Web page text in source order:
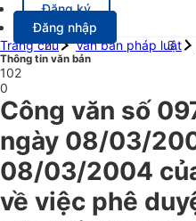
Đăng ký
Đăng nhập
Trang chủ
Văn bản pháp luật
Thông tin văn bản
102
0
Công văn số
ngày 08/03/
08/03/2004
về việc phê